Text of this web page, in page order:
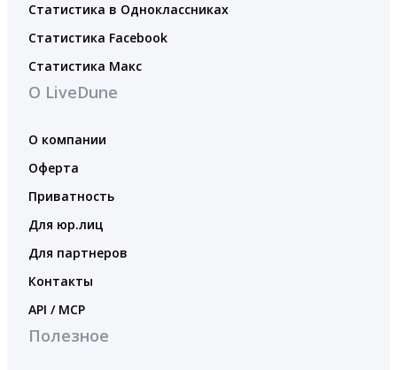
Статистика в Одноклассниках
Статистика Facebook
Статистика Макс
О LiveDune
О компании
Оферта
Приватность
Для юр.лиц
Для партнеров
Контакты
API / MCP
Полезное